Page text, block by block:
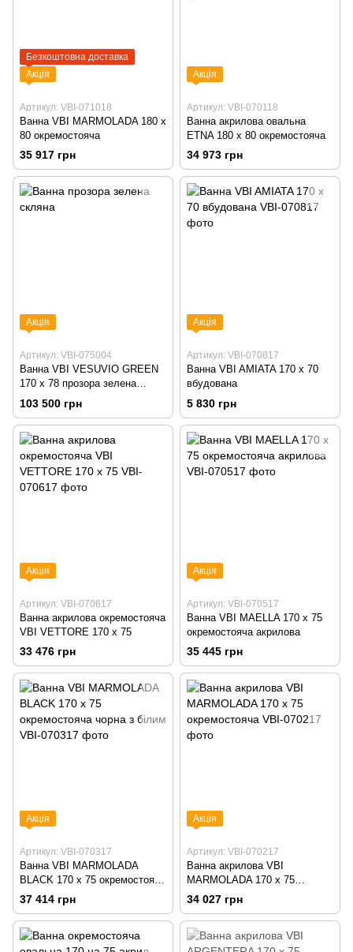
Безкоштовна доставка
Акція
Артикул: VBI-071018
Ванна VBI MARMOLADA 180 x
80 окремостояча
35 917 грн
Акція
Артикул: VBI-070118
Ванна акрилова овальна
ETNA 180 x 80 окремостояча
34 973 грн
Акція
Артикул: VBI-075004
Ванна VBI VESUVIO GREEN
170 x 78 прозора зелена
окремостояча скляна
103 500 грн
Акція
Артикул: VBI-070817
Ванна VBI AMIATA 170 x 70
вбудована
5 830 грн
Акція
Артикул: VBI-070617
Ванна акрилова окремостояча
VBI VETTORE 170 x 75
33 476 грн
Акція
Артикул: VBI-070517
Ванна VBI MAELLA 170 x 75
окремостояча акрилова
35 445 грн
Акція
Артикул: VBI-070317
Ванна VBI MARMOLADA
BLACK 170 x 75 окремостояча
чорна з білим
37 414 грн
Акція
Артикул: VBI-070217
Ванна акрилова VBI
MARMOLADA 170 x 75
окремостояча
34 027 грн